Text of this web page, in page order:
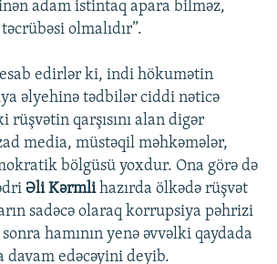
adam istintaq apara bilməz,
olmalıdır”.
edirlər ki, indi hökumətin
əlyehinə tədbilər ciddi nəticə
rüşvətin qarşısını alan digər
media, müstəqil məhkəmələr,
bölgüsü yoxdur. Ona görə də
Əli Kərmlihazırda ölkədə rüşvət
sadəcə olaraq korrupsiya pəhrizi
sonra hamının yenə əvvəlki qaydada
davam edəcəyini deyib.